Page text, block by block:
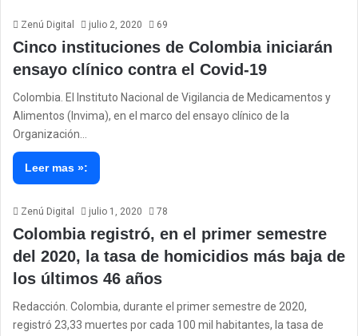
Zenú Digital julio 2, 2020 69
Cinco instituciones de Colombia iniciarán
ensayo clínico contra el Covid-19
Colombia. El Instituto Nacional de Vigilancia de Medicamentos y
Alimentos (Invima), en el marco del ensayo clínico de la
Organización…
Leer mas »:
Zenú Digital julio 1, 2020 78
Colombia registró, en el primer semestre
del 2020, la tasa de homicidios más baja de
los últimos 46 años
Redacción. Colombia, durante el primer semestre de 2020,
registró 23,33 muertes por cada 100 mil habitantes, la tasa de